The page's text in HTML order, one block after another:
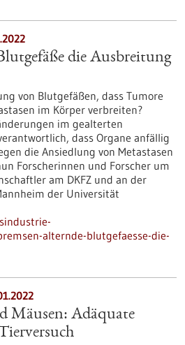
die Ausbreitung
von Blutgefäßen, dass Tumore
im Körper verbreiten?
im gealterten
dass Organe anfällig
die Ansiedlung von Metastasen
Forscherinnen und Forscher um
am DKFZ und an der
der Universität
alternde-blutgefaesse-die-
Mäusen: Adäquate